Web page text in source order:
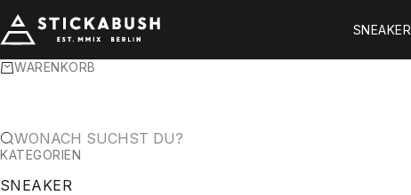
STICKABUSH
SNEAKER
WARENKORB
WONACH SUCHST DU?
KATEGORIEN
SNEAKER